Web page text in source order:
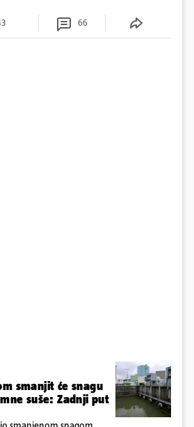
u oporavak: 'Imamo
66
smanjit će snagu
suše: Zadnji put